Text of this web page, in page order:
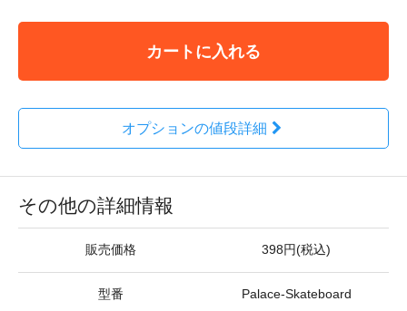
カートに入れる
オプションの値段詳細
その他の詳細情報
販売価格 398円(税込)
型番 Palace-Skateboard